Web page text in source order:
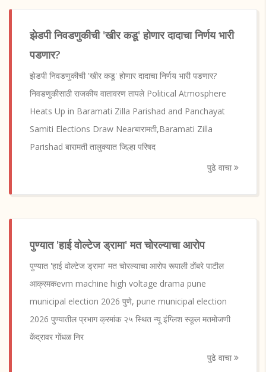
झेडपी निवडणुकीची 'खीर कडू' होणार दादाचा निर्णय भारी
पडणार?
झेडपी निवडणुकीची 'खीर कडू' होणार दादाचा निर्णय भारी पडणार?
निवडणुकीसाठी राजकीय वातावरण तापले Political Atmosphere
Heats Up in Baramati Zilla Parishad and Panchayat
Samiti Elections Draw Nearबारामती,Baramati Zilla
Parishad बारामती तालुक्यात जिल्हा परिषद
पुढे वाचा
पुण्यात 'हाई वोल्टेज ड्रामा' मत चोरल्याचा आरोप
पुण्यात 'हाई वोल्टेज ड्रामा' मत चोरल्याचा आरोप रूपाली ठोंबरे पाटील
आक्रमकevm machine high voltage drama pune
municipal election 2026 पुणे, pune municipal election
2026 पुण्यातील प्रभाग क्रमांक २५ स्थित न्यू इंग्लिश स्कूल मतमोजणी
केंद्रावर गोंधळ निर
पुढे वाचा